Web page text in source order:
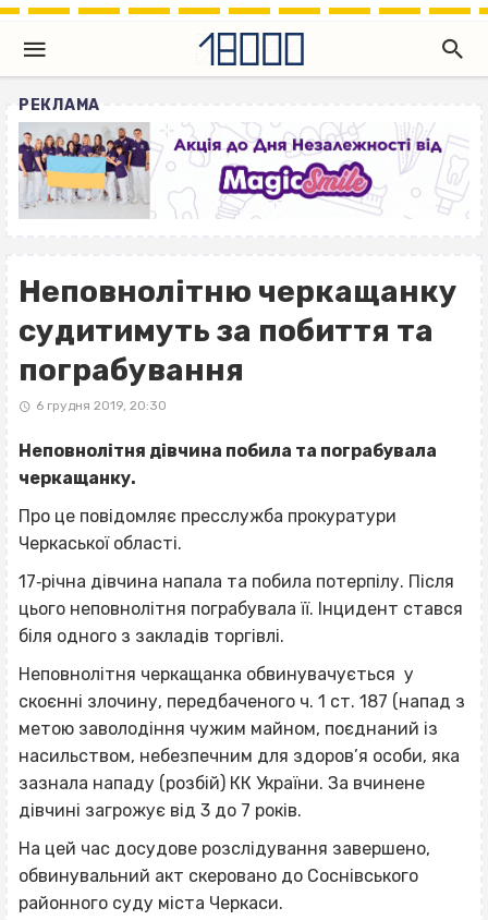
РЕКЛАМА
Неповнолітню черкащанку
судитимуть за побиття та
пограбування
6 грудня 2019, 20:30
Неповнолітня дівчина побила та пограбувала
черкащанку.
Про це повідомляє пресслужба прокуратури
Черкаської області.
17‐річна дівчина напала та побила потерпілу. Після
цього неповнолітня пограбувала її. Інцидент стався
біля одного з закладів торгівлі.
Неповнолітня черкащанка обвинувачується у
скоєнні злочину, передбаченого ч. 1 ст. 187 (напад з
метою заволодіння чужим майном, поєднаний із
насильством, небезпечним для здоров’я особи, яка
зазнала нападу (розбій) КК України. За вчинене
дівчині загрожує від 3 до 7 років.
На цей час досудове розслідування завершено,
обвинувальний акт скеровано до Соснівського
районного суду міста Черкаси.